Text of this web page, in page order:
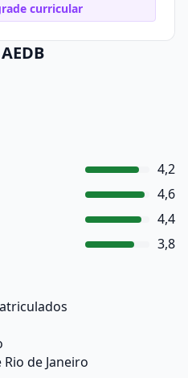
curricular
4,2
4,6
4,4
3,8
de Janeiro